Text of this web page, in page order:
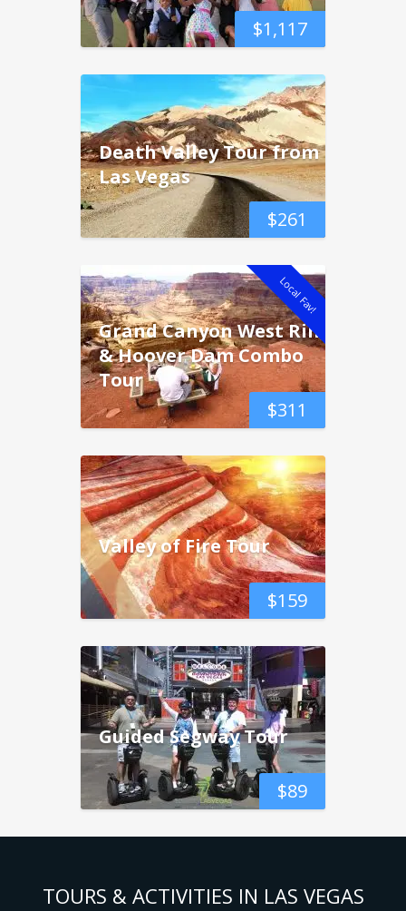
$1,117
$261
Death Valley Tour from
Las Vegas
Local Fav!
$311
Grand Canyon West Rim
& Hoover Dam Combo
Tour
$159
Valley of Fire Tour
$89
Guided Segway Tour
TOURS & ACTIVITIES IN LAS VEGAS